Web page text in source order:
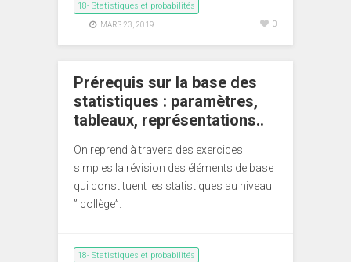
18- Statistiques et probabilités
MARS 23, 2019 0
Prérequis sur la base des
statistiques : paramètres,
tableaux, représentations..
On reprend à travers des exercices
simples la révision des éléments de base
qui constituent les statistiques au niveau
” collège”.
18- Statistiques et probabilités